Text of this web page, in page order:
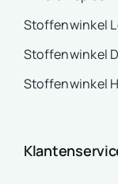
Stoffenwinkel
Stoffenwinkel
Stoffenwinkel